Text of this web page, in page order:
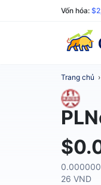
Vốn hóa:
Trang chủ ›
26 VND